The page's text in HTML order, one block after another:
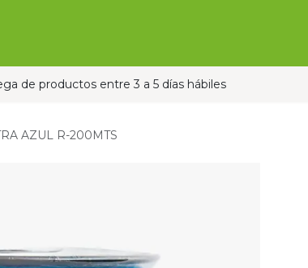
de productos entre 3 a 5 días hábiles
AZUL R-200MTS